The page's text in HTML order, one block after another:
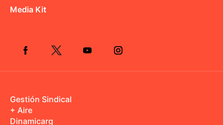
Media Kit
Gestión Sindical
+ Aire
Dinamicarg